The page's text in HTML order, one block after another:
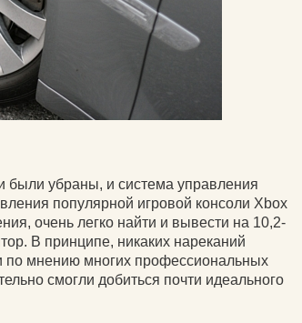
убраны, и система управления
популярной игровой консоли Xbox
очень легко найти и вывести на 10,2-
В принципе, никаких нареканий
по мнению многих профессиональных
смогли добиться почти идеального